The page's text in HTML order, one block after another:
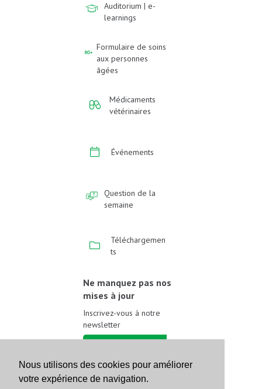
Nous utilisons des cookies pour améliorer
votre expérience de navigation.
Auditorium | e-
learnings
Formulaire de soins
aux personnes
âgées
Médicaments
vétérinaires
Événements
Question de la
semaine
Téléchargemen
ts
Ne manquez pas nos
mises à jour
Inscrivez-vous à notre
newsletter
Suivez-nous sur les